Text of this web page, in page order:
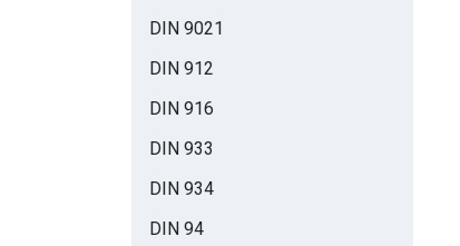
DIN 9021
DIN 912
DIN 916
DIN 933
DIN 934
DIN 94